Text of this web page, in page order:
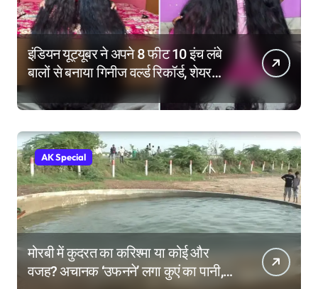
इंडियन यूट्यूबर ने अपने 8 फीट 10 इंच लंबे
बालों से बनाया गिनीज वर्ल्ड रिकॉर्ड, शेयर
किए हेयर केयर टिप्स
AK Special
मोरबी में कुदरत का करिश्मा या कोई और
वजह? अचानक ‘उफनने’ लगा कुएं का पानी,